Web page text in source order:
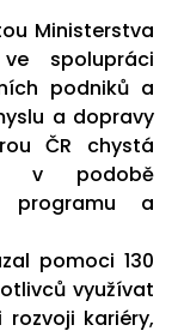
Ministerstva
spolupráci
podniků a
a dopravy
ČR chystá
v podobě
programu a
pomoci 130
využívat
kariéry,